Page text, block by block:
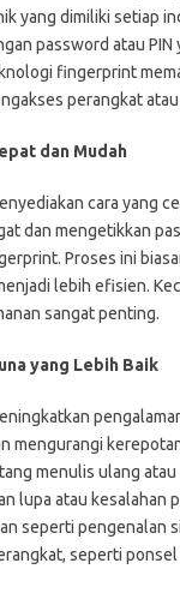
yang dimiliki setiap
password atau
fingerprint
perangkat
dan Mudah
cara yang
dan mengetikkan
Proses ini
lebih efisien.
sangat penting.
yang Lebih Baik
mengurangi
menulis ulang
lupa atau kesalahan
seperti pengenalan
seperti